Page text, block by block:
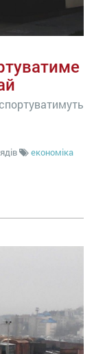
економіка